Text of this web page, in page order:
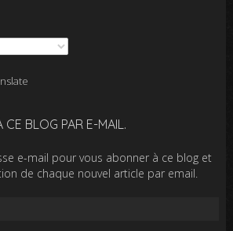
BLOG PAR E-MAIL.
e-mail pour vous abonner à ce blog et
de chaque nouvel article par email.